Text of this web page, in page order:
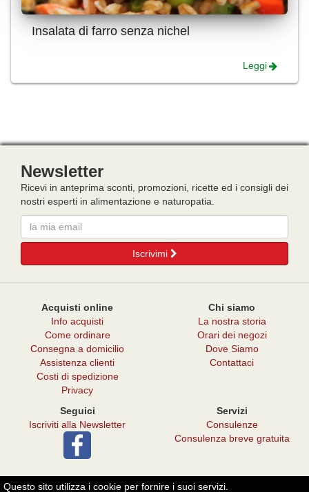
Insalata di farro senza nichel
Leggi
Newsletter
Ricevi in anteprima sconti, promozioni, ricette ed i consigli dei
nostri esperti in alimentazione e naturopatia.
Email
Iscrivimi
Acquisti online
Info acquisti
Come ordinare
Consegna a domicilio
Assistenza clienti
Costi di spedizione
Privacy
Chi siamo
La nostra storia
Orari dei negozi
Dove Siamo
Contattaci
Seguici
Iscriviti alla Newsletter
Servizi
Consulenze
Consulenza breve gratuita
Questo sito utilizza i cookie per fornire i suoi servizi.